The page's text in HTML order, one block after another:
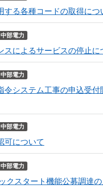
する各種コードの取得につ
中部電力
スによるサービスの停止に
中部電力
令システム工事の申込受付
中部電力
可について
中部電力
クスタート機能公募調達